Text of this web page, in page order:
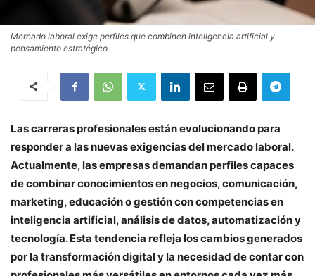
Mercado laboral exige perfiles que combinen inteligencia artificial y
pensamiento estratégico
Las carreras profesionales están evolucionando para
responder a las nuevas exigencias del mercado laboral.
Actualmente, las empresas demandan perfiles capaces
de combinar conocimientos en negocios, comunicación,
marketing, educación o gestión con competencias en
inteligencia artificial, análisis de datos, automatización y
tecnología. Esta tendencia refleja los cambios generados
por la transformación digital y la necesidad de contar con